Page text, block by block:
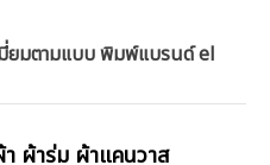
ยมตามแบบ พิมพ์แบรนด์ el
ผ้าร่ม ผ้าแคนวาส